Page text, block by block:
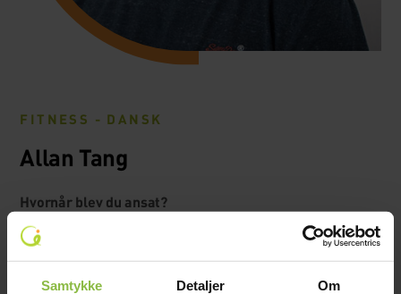
Samtykke Detaljer Om
FITNESS - DANSK
Allan Tang
Hvornår blev du ansat?
August 2005.
Beskriv kort din baggrund/uddannelse
Læreruddannet på Odense seminarium.